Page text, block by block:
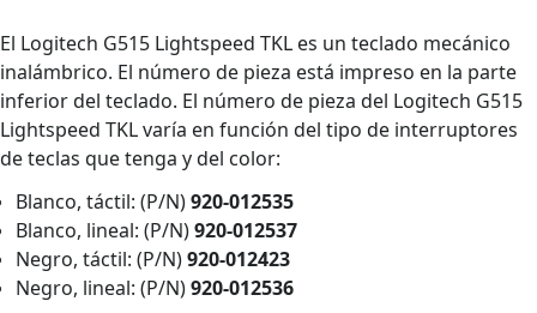
El Logitech G515 Lightspeed TKL es un teclado mecánico
inalámbrico. El número de pieza está impreso en la parte
inferior del teclado. El número de pieza del Logitech G515
Lightspeed TKL varía en función del tipo de interruptores
de teclas que tenga y del color:
Blanco, táctil: (P/N)920-012535
Blanco, lineal: (P/N)920-012537
Negro, táctil: (P/N)920-012423
Negro, lineal: (P/N)920-012536